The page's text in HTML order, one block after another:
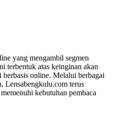
yang mengambil segmen
terbentuk atas keinginan akan
online. Melalui berbagai
Lensabengkulu.com terus
kebutuhan pembaca